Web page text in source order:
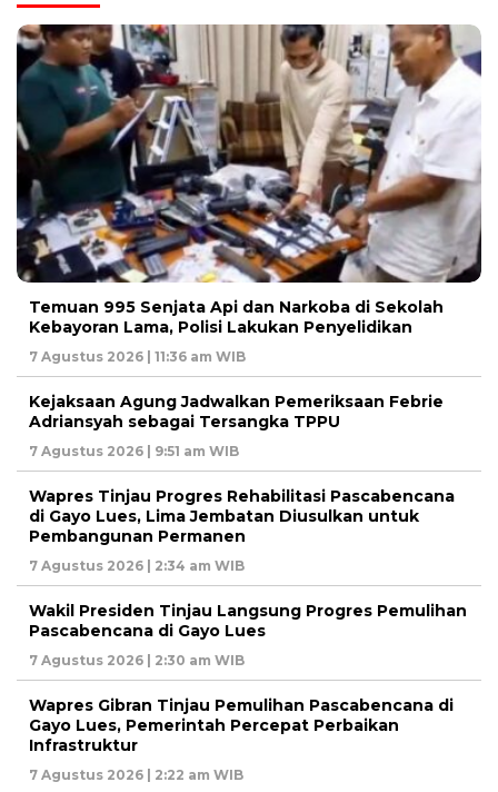
Temuan 995 Senjata Api dan Narkoba di Sekolah
Kebayoran Lama, Polisi Lakukan Penyelidikan
7 Agustus 2026 | 11:36 am WIB
Kejaksaan Agung Jadwalkan Pemeriksaan Febrie
Adriansyah sebagai Tersangka TPPU
7 Agustus 2026 | 9:51 am WIB
Wapres Tinjau Progres Rehabilitasi Pascabencana
di Gayo Lues, Lima Jembatan Diusulkan untuk
Pembangunan Permanen
7 Agustus 2026 | 2:34 am WIB
Wakil Presiden Tinjau Langsung Progres Pemulihan
Pascabencana di Gayo Lues
7 Agustus 2026 | 2:30 am WIB
Wapres Gibran Tinjau Pemulihan Pascabencana di
Gayo Lues, Pemerintah Percepat Perbaikan
Infrastruktur
7 Agustus 2026 | 2:22 am WIB